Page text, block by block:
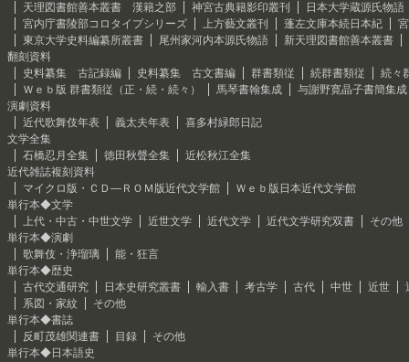
天理図書館善本叢書 漢籍之部
神宮古典籍影印叢刊
日本大学蔵源氏物語
宮内庁書陵部コロタイプシリーズ
上方藝文叢刊 蓬左文庫本続日本紀
東京大学史料編纂所叢書
尾州家河内本源氏物語
新天理図書館善本叢書
翻刻資料
史料纂集 古記録編
史料纂集 古文書編 群書類従 続群書類従
続々
Ｗｅｂ版 群書類従（正・続・続々）
馬琴書翰集成
与謝野寛晶子書簡集成
演劇資料
近代歌舞伎年表
義太夫年表
喜多村緑郎日記
文学全集
石橋忍月全集
徳田秋聲全集
近松秋江全集
近代雑誌複刻資料
マイクロ版・ＣＤ―ＲＯＭ版近代文学館
Ｗｅｂ版日本近代文学館
単行本◆文学
上代・中古・中世文学
近世文学 近代文学 近代文学研究双書
その他
単行本◆演劇
歌舞伎・浄瑠璃
能・狂言
単行本◆歴史
古代交通研究
日本史研究叢書 輸入書 考古学 古代 中世 近世
系図・家紋
その他
単行本◆書誌
反町茂雄関連書
目録
その他
単行本◆日本語史